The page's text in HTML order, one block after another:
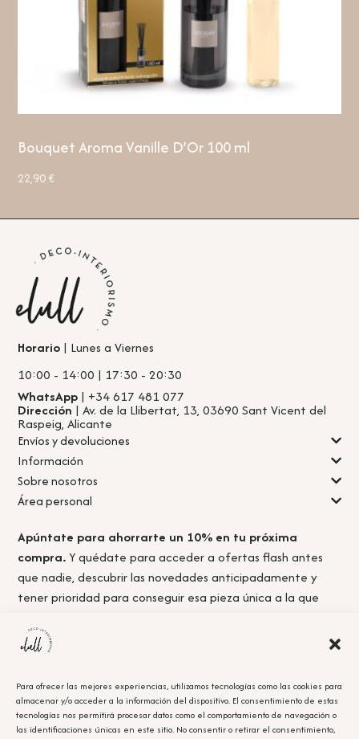
Para ofrecer las mejores experiencias, utilizamos tecnologías como las cookies para
almacenar y/o acceder a la información del dispositivo. El consentimiento de estas
tecnologías nos permitirá procesar datos como el comportamiento de navegación o
las identificaciones únicas en este sitio. No consentir o retirar el consentimiento,
Bouquet Aroma Vanille D’Or 100 ml
22,90€
Horario | Lunes a Viernes
10:00 - 14:00 | 17:30 - 20:30
WhatsApp | +34 617 481 077
Dirección | Av. de la Llibertat, 13, 03690 Sant Vicent del
Raspeig, Alicante
Envíos y devoluciones
Información
Sobre nosotros
Área personal
Apúntate para ahorrarte un 10% en tu próxima
compra.Y quédate para acceder a ofertas flash antes
que nadie, descubrir las novedades anticipadamente y
tener prioridad para conseguir esa pieza única a la que
Acepto lapolítica de privacidad.